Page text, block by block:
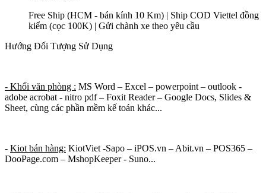
Free Ship (HCM - bán kính 10 Km) | Ship COD Viettel đồng
kiểm (cọc 100K) | Gửi chành xe theo yêu cầu
Hướng Đối Tượng Sử Dụng
- Khối văn phòng : MS Word – Excel – powerpoint – outlook -
adobe acrobat - nitro pdf – Foxit Reader – Google Docs, Slides &
Sheet, cùng các phần mềm kế toán khác...
- Kiot bán hàng: KiotViet -Sapo – iPOS.vn – Abit.vn – POS365 –
DooPage.com – MshopKeeper - Suno...